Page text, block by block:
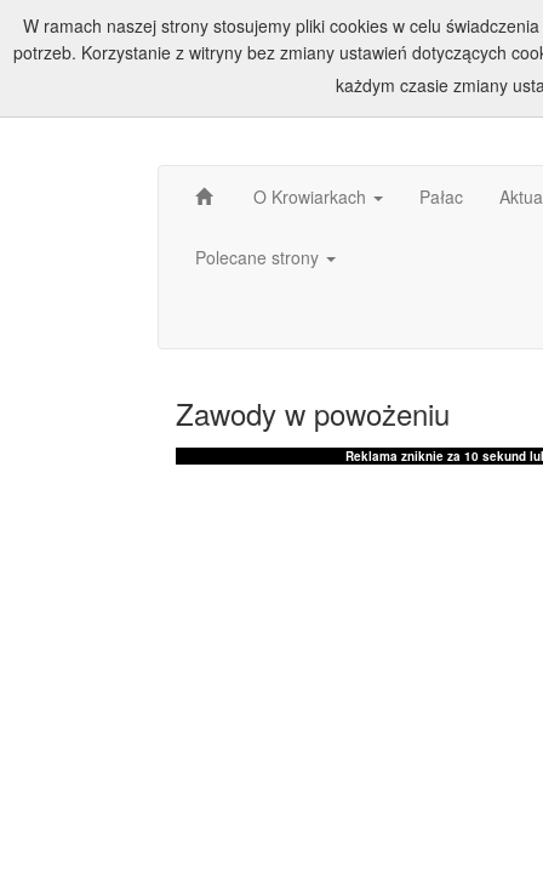
O Krowiarkach Pałac
Polecane strony
Zawody w powożeniu
Reklama zniknie za 10 sekund
W ramach naszej strony stosujemy pliki cookies w celu
potrzeb. Korzystanie z witryny bez zmiany ustawień dotyczących
każdym czasie zmiany